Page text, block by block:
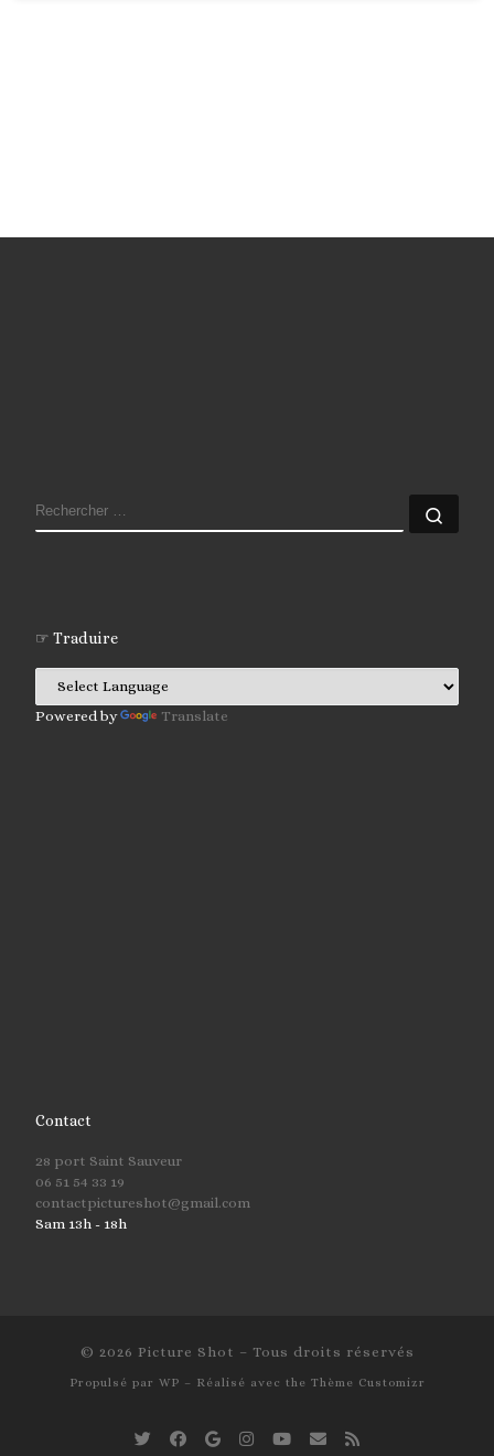
RECHERCHER
☞ Traduire
Powered by Translate
Contact
28 port Saint Sauveur
06 51 54 33 19
contactpictureshot@gmail.com
Sam 13h - 18h
© 2026 Picture Shot – Tous droits réservés
Propulsé par WP – Réalisé avec the Thème Customizr